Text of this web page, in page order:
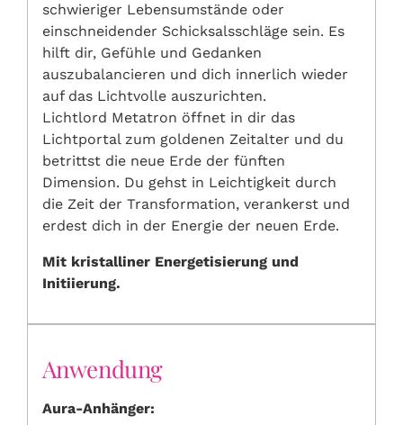
schwieriger Lebensumstände oder
einschneidender Schicksalsschläge sein. Es
hilft dir, Gefühle und Gedanken
auszubalancieren und dich innerlich wieder
auf das Lichtvolle auszurichten.
Lichtlord Metatron öffnet in dir das
Lichtportal zum goldenen Zeitalter und du
betrittst die neue Erde der fünften
Dimension. Du gehst in Leichtigkeit durch
die Zeit der Transformation, verankerst und
erdest dich in der Energie der neuen Erde.
Mit kristalliner Energetisierung und
Initiierung.
Anwendung
Aura-Anhänger: